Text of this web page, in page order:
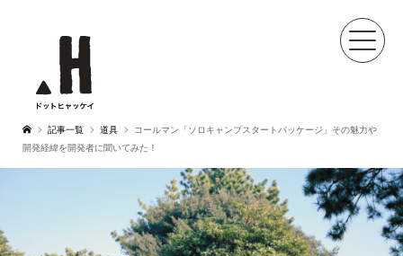
記事一覧 道具
コールマン「ソロキャンプスタートパッケージ」その魅力や
開発経緯を開発者に聞いてみた！